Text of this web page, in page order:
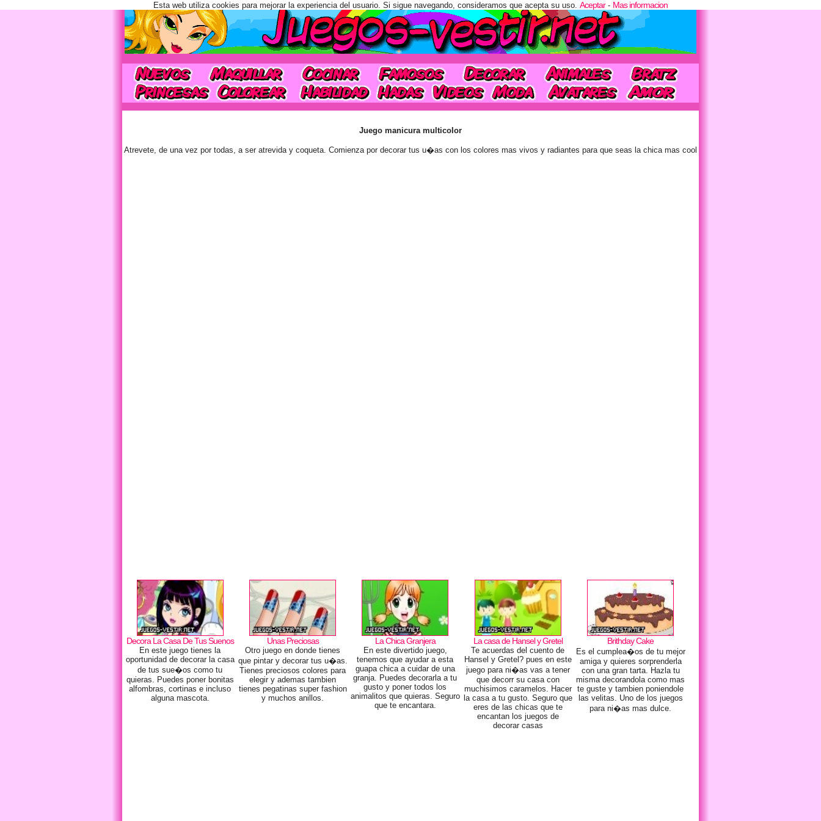
Juego manicura multicolor
Atrevete, de una vez por todas, a ser atrevida y coqueta. Comienza por decorar tus u�as con los colores mas vivos y radiantes para que seas la chica mas cool
Decora La Casa De Tus Suenos
En este juego tienes la
oportunidad de decorar la casa
de tus sue�os como tu
quieras. Puedes poner bonitas
alfombras, cortinas e incluso
alguna mascota.
Unas Preciosas
Otro juego en donde tienes
que pintar y decorar tus u�as.
Tienes preciosos colores para
elegir y ademas tambien
tienes pegatinas super fashion
y muchos anillos.
La Chica Granjera
En este divertido juego,
tenemos que ayudar a esta
guapa chica a cuidar de una
granja. Puedes decorarla a tu
gusto y poner todos los
animalitos que quieras. Seguro
que te encantara.
La casa de Hansel y Gretel
Te acuerdas del cuento de
Hansel y Gretel? pues en este
juego para ni�as vas a tener
que decorr su casa con
muchisimos caramelos. Hacer
la casa a tu gusto. Seguro que
eres de las chicas que te
encantan los juegos de
decorar casas
Brithday Cake
Es el cumplea�os de tu mejor
amiga y quieres sorprenderla
con una gran tarta. Hazla tu
misma decorandola como mas
te guste y tambien poniendole
las velitas. Uno de los juegos
para ni�as mas dulce.
Esta web utiliza cookies para mejorar la experiencia del usuario. Si sigue navegando, consideramos que acepta su uso. Aceptar- Mas informacion